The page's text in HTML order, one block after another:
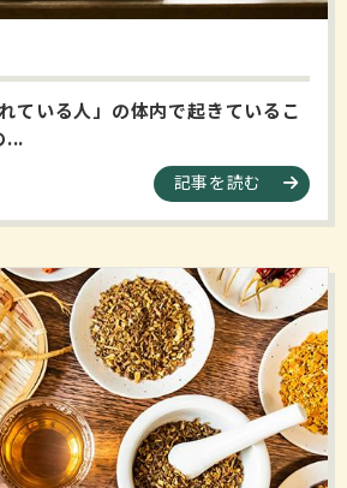
ている人」の体内で起きているこ
...
記事を読む